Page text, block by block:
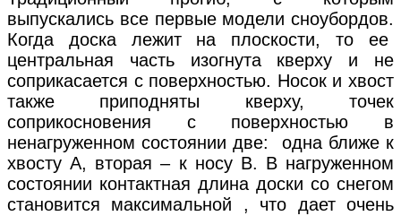
выпускались все первые модели сноубордов.
Когда доска лежит на плоскости, то ее
центральная часть изогнута кверху и не
соприкасается с поверхностью. Носок и хвост
также приподняты кверху, точек
соприкосновения с поверхностью в
ненагруженном состоянии две: одна ближе к
хвосту А, вторая – к носу В. В нагруженном
состоянии контактная длина доски со снегом
становится максимальной , что дает очень